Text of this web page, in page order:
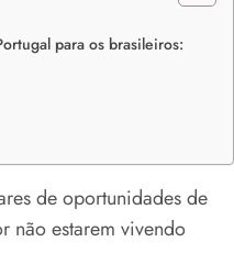
para os brasileiros:
de oportunidades de
não estarem vivendo